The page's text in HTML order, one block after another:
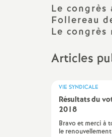
Hors classe
Listes
PPCR -
carrière
Retraites
Circulaires/
Le congrès
Follereau
Le congrès
Articles
VIE SYNDICALE
Résultats du
2018
Bravo et merci à
le